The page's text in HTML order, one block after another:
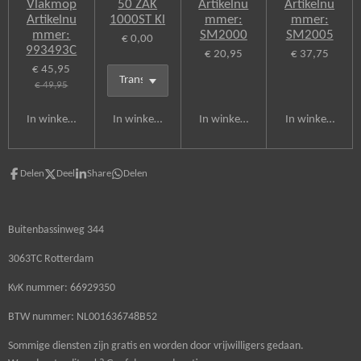
Vlakmop
Artikelnu
mmer:
993493C
€ 45,95
€ 49,95
In winkelwagen
50 ZAK
1000ST Kl
€ 0,00
In winkelwagen
Artikelnu
mmer:
SM2000
€ 20,95
In winkelwagen
Artikelnu
mmer:
SM2005
€ 37,75
In winkelwagen
Delen Deel Share Delen
Buitenbassinweg 344
3063TC Rotterdam
KvK nummer: 66929350
BTW nummer: NL001636748B52
Sommige diensten zijn gratis en worden door vrijwilligers gedaan.